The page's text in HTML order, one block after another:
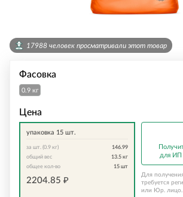
17988 человек просматривали этот товар
Фасовка
0.9 кг
Цена
упаковка 15 шт.
за шт. (0.9 кг)
146.99
общий вес
13.5 кг
общее кол-во
15 шт
2204.85 ₽
для ИП
Для
требуется
или Юр. лицо.